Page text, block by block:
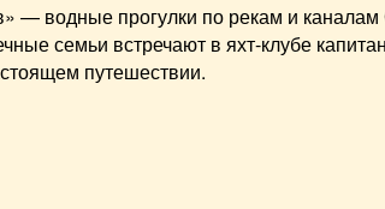
водные прогулки по рекам и каналам
семьи встречают в яхт-клубе
путешествии.